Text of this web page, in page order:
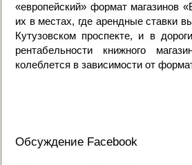
«европейский» формат магазинов
их в местах, где арендные ставки
Кутузовском проспекте, и в
рентабельности книжного
колеблется в зависимости от
Обсуждение Facebook